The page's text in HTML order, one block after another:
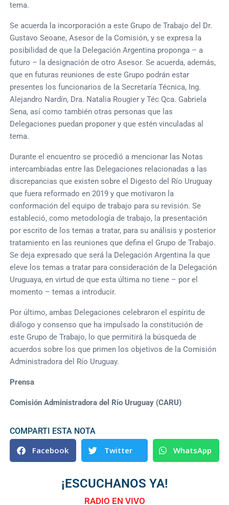
tema.
Se acuerda la incorporación a este Grupo de Trabajo del Dr.
Gustavo Seoane, Asesor de la Comisión, y se expresa la
posibilidad de que la Delegación Argentina proponga – a
futuro – la designación de otro Asesor. Se acuerda, además,
que en futuras reuniones de este Grupo podrán estar
presentes los funcionarios de la Secretaría Técnica, Ing.
Alejandro Nardín, Dra. Natalia Rougier y Téc Qca. Gabriela
Sena, así como también otras personas que las
Delegaciones puedan proponer y que estén vinculadas al
tema.
Durante el encuentro se procedió a mencionar las Notas
intercambiadas entre las Delegaciones relacionadas a las
discrepancias que existen sobre el Digesto del Río Uruguay
que fuera reformado en 2019 y que motivaron la
conformación del equipo de trabajo para su revisión. Se
estableció, como metodología de trabajo, la presentación
por escrito de los temas a tratar, para su análisis y posterior
tratamiento en las reuniones que defina el Grupo de Trabajo.
Se deja expresado que será la Delegación Argentina la que
eleve los temas a tratar para consideración de la Delegación
Uruguaya, en virtud de que esta última no tiene – por el
momento – temas a introducir.
Por último, ambas Delegaciones celebraron el espíritu de
diálogo y consenso que ha impulsado la constitución de
este Grupo de Trabajo, lo que permitirá la búsqueda de
acuerdos sobre los que primen los objetivos de la Comisión
Administradora del Río Uruguay.
Prensa
Comisión Administradora del Río Uruguay (CARU)
COMPARTI ESTA NOTA
Facebook Twitter WhatsApp
¡ESCUCHANOS YA!
RADIO EN VIVO